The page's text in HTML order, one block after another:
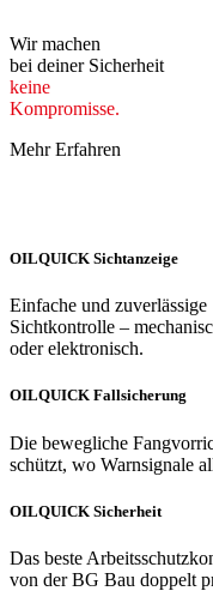
Wir machen
bei deiner Sicherheit
keine
Kompromisse.
Mehr Erfahren
OILQUICK Sichtanzeige
Einfache und zuverlässige
Sichtkontrolle –
oder elektronisch.
OILQUICK Fallsicherung
Die bewegliche
schützt, wo Warnsignale
OILQUICK Sicherheit
Das beste
von der BG Bau doppelt